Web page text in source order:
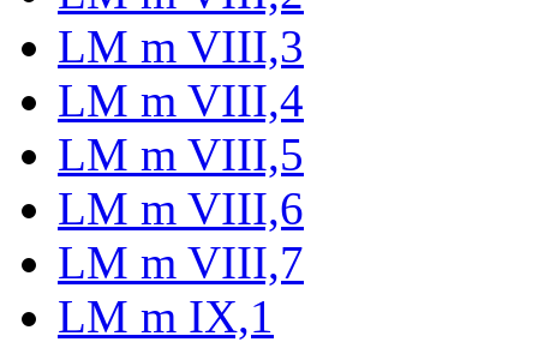
LM m VIII,3
LM m VIII,4
LM m VIII,5
LM m VIII,6
LM m VIII,7
LM m IX,1